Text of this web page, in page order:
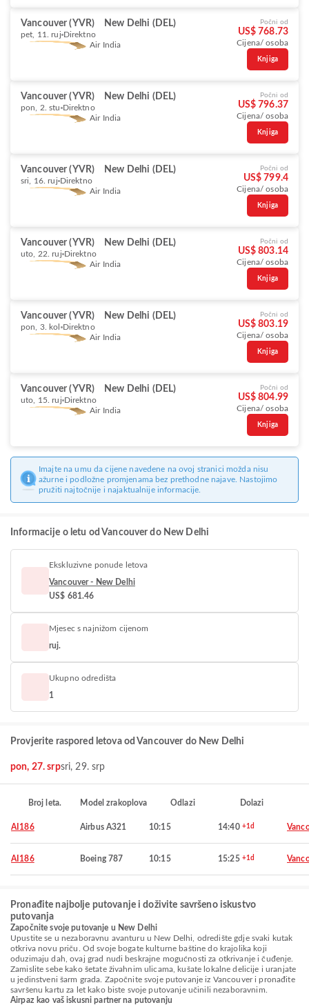
Vancouver (YVR) New Delhi (DEL)
pet, 11. ruj Direktno
Air India
Počni od
US$ 768.73
Cijena/ osoba
Knjiga
Vancouver (YVR) New Delhi (DEL)
pon, 2. stu Direktno
Air India
Počni od
US$ 796.37
Cijena/ osoba
Knjiga
Vancouver (YVR) New Delhi (DEL)
sri, 16. ruj Direktno
Air India
Počni od
US$ 799.4
Cijena/ osoba
Knjiga
Vancouver (YVR) New Delhi (DEL)
uto, 22. ruj Direktno
Air India
Počni od
US$ 803.14
Cijena/ osoba
Knjiga
Vancouver (YVR) New Delhi (DEL)
pon, 3. kol Direktno
Air India
Počni od
US$ 803.19
Cijena/ osoba
Knjiga
Vancouver (YVR) New Delhi (DEL)
uto, 15. ruj Direktno
Air India
Počni od
US$ 804.99
Cijena/ osoba
Knjiga
Imajte na umu da cijene navedene na ovoj stranici možda nisu
ažurne i podložne promjenama bez prethodne najave. Nastojimo
pružiti najtočnije i najaktualnije informacije.
Informacije o letu od Vancouver do New Delhi
Ekskluzivne ponude letova
Vancouver - New Delhi
US$ 681.46
Mjesec s najnižom cijenom
ruj.
Ukupno odredišta
1
Provjerite raspored letova od Vancouver do New Delhi
pon, 27. srpsri, 29. srp
Broj leta. Model zrakoplova Odlazi Dolazi
AI186 Airbus A321 10:15 14:40 +1d
AI186 Boeing 787 10:15 15:25 +1d
Pronađite najbolje putovanje i doživite savršeno iskustvo
putovanja
Započnite svoje putovanje u New Delhi
Upustite se u nezaboravnu avanturu u New Delhi, odredište gdje svaki kutak
otkriva novu priču. Od svoje bogate kulturne baštine do krajolika koji
oduzimaju dah, ovaj grad nudi beskrajne mogućnosti za otkrivanje i čuđenje.
Zamislite sebe kako šetate živahnim ulicama, kušate lokalne delicije i uranjate
u jedinstveni šarm grada. Započnite svoje putovanje iz Vancouver i pronađite
savršenu kartu za let kako biste svoje putovanje učinili nezaboravnim.
Airpaz kao vaš iskusni partner na putovanju